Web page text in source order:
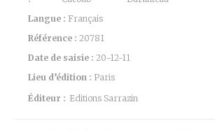
Langue : Français
Référence : 20781
Date de saisie : 20-12-11
Lieu d’édition : Paris
Éditeur : Editions Sarrazin